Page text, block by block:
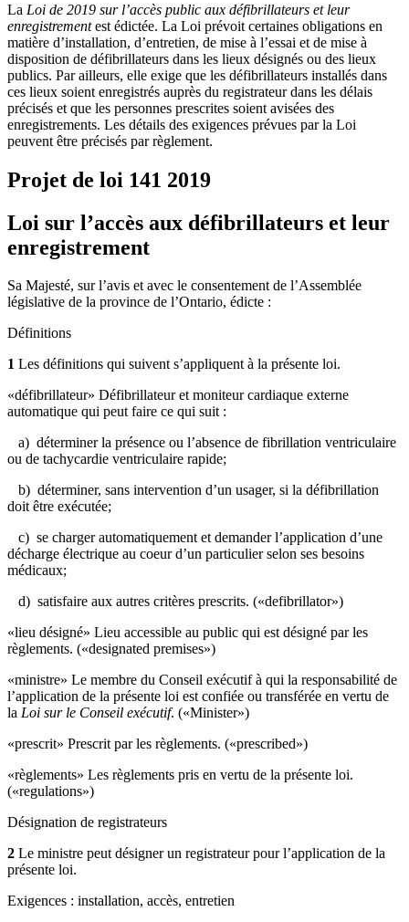
La Loi de 2019 sur l’accès public aux défibrillateurs et leur
enregistrementest édictée. La Loi prévoit certaines obligations en
matière d’installation, d’entretien, de mise à l’essai et de mise à
disposition de défibrillateurs dans les lieux désignés ou des lieux
publics. Par ailleurs, elle exige que les défibrillateurs installés dans
ces lieux soient enregistrés auprès du registrateur dans les délais
précisés et que les personnes prescrites soient avisées des
enregistrements. Les détails des exigences prévues par la Loi
peuvent être précisés par règlement.
Projet de loi 141 2019
Loi sur l’accès aux défibrillateurs et leur
enregistrement
Sa Majesté, sur l’avis et avec le consentement de l’Assemblée
législative de la province de l’Ontario, édicte :
Définitions
1 Les définitions qui suivent s’appliquent à la présente loi.
«défibrillateur» Défibrillateur et moniteur cardiaque externe
automatique qui peut faire ce qui suit :
a) déterminer la présence ou l’absence de fibrillation ventriculaire
ou de tachycardie ventriculaire rapide;
b) déterminer, sans intervention d’un usager, si la défibrillation
doit être exécutée;
c) se charger automatiquement et demander l’application d’une
décharge électrique au coeur d’un particulier selon ses besoins
médicaux;
d) satisfaire aux autres critères prescrits. («defibrillator»)
«lieu désigné» Lieu accessible au public qui est désigné par les
règlements. («designated premises»)
«ministre» Le membre du Conseil exécutif à qui la responsabilité de
l’application de la présente loi est confiée ou transférée en vertu de
la Loi sur le Conseil exécutif. («Minister»)
«prescrit» Prescrit par les règlements. («prescribed»)
«règlements» Les règlements pris en vertu de la présente loi.
(«regulations»)
Désignation de registrateurs
2 Le ministre peut désigner un registrateur pour l’application de la
présente loi.
Exigences : installation, accès, entretien